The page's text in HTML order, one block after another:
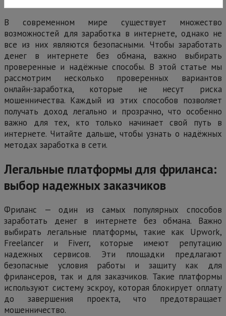
В современном мире существует множество
возможностей для заработка в интернете, однако не
все из них являются безопасными. Чтобы заработать
денег в интернете без обмана, важно выбирать
проверенные и надёжные способы. В этой статье мы
рассмотрим несколько проверенных вариантов
онлайн-заработка, которые не несут риска
мошенничества. Каждый из этих способов позволяет
получать доход легально и прозрачно, что особенно
важно для тех, кто только начинает свой путь в
интернете. Читайте дальше, чтобы узнать о надёжных
методах заработка в сети.
Легальные платформы для фриланса:
выбор надежных заказчиков
Фриланс — один из самых популярных способов
заработать денег в интернете без обмана. Важно
выбирать легальные платформы, такие как Upwork,
Freelancer и Fiverr, которые имеют репутацию
надежных сервисов. Эти площадки предлагают
безопасные условия работы и защиту как для
фрилансеров, так и для заказчиков. Такие платформы
используют систему эскроу, которая блокирует оплату
до завершения проекта, что предотвращает
мошенничество.